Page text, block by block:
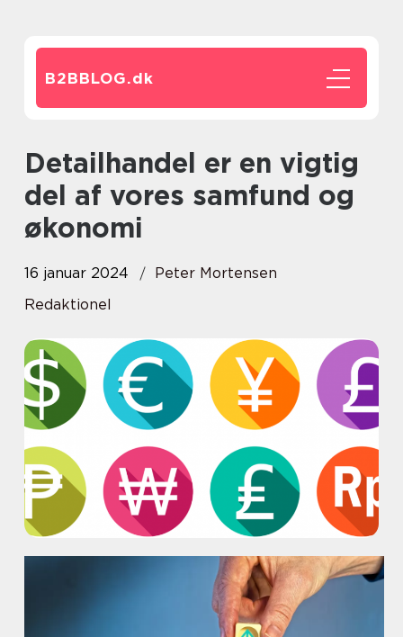
B2BBLOG.dk
Detailhandel er en vigtig
del af vores samfund og
økonomi
16 januar 2024
Peter Mortensen
Redaktionel